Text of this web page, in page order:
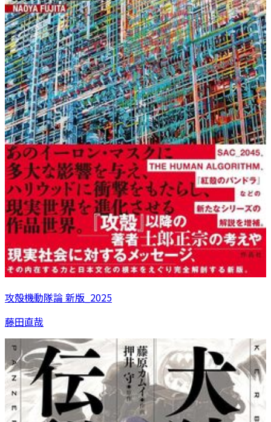
攻殻機動隊論 新版_2025
藤田直哉